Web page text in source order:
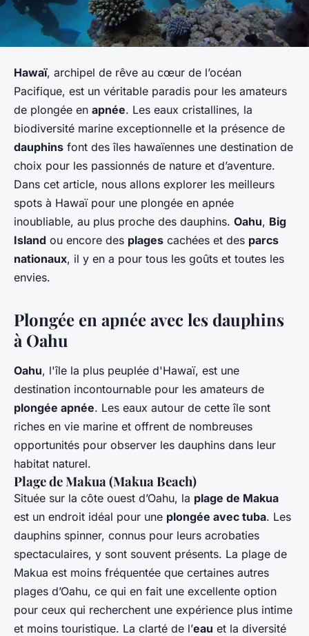
Hawaï, archipel de rêve au cœur de l’océan
Pacifique, est un véritable paradis pour les amateurs
de plongée en apnée. Les eaux cristallines, la
biodiversité marine exceptionnelle et la présence de
dauphins font des îles hawaïennes une destination de
choix pour les passionnés de nature et d’aventure.
Dans cet article, nous allons explorer les meilleurs
spots à Hawaï pour une plongée en apnée
inoubliable, au plus proche des dauphins. Oahu, Big
Island ou encore des plages cachées et des parcs
nationaux, il y en a pour tous les goûts et toutes les
envies.
Plongée en apnée avec les dauphins
à Oahu
Oahu, l'île la plus peuplée d'Hawaï, est une
destination incontournable pour les amateurs de
plongée apnée. Les eaux autour de cette île sont
riches en vie marine et offrent de nombreuses
opportunités pour observer les dauphins dans leur
habitat naturel.
Plage de Makua (Makua Beach)
Située sur la côte ouest d’Oahu, la plage de Makua
est un endroit idéal pour une plongée avec tuba. Les
dauphins spinner, connus pour leurs acrobaties
spectaculaires, y sont souvent présents. La plage de
Makua est moins fréquentée que certaines autres
plages d’Oahu, ce qui en fait une excellente option
pour ceux qui recherchent une expérience plus intime
et moins touristique. La clarté de l’eau et la diversité